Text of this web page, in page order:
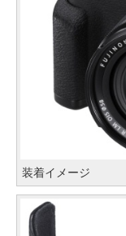
装着イメージ